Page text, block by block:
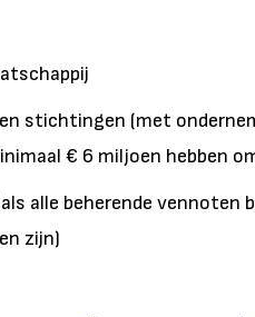
stichtingen (met
€ 6 miljoen hebben
alle beherende vennoten
zijn)